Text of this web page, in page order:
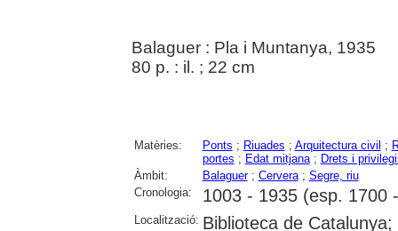
Balaguer : Pla i Muntanya, 1935
80 p. : il. ; 22 cm
Matèries: Ponts ; Riuades ; Arquitectura civil ;
portes ; Edat mitjana; Drets i
Àmbit:
Balaguer; Cervera; Segre, riu
Cronologia:
1003 - 1935 (esp. 1700
Localització: Biblioteca de